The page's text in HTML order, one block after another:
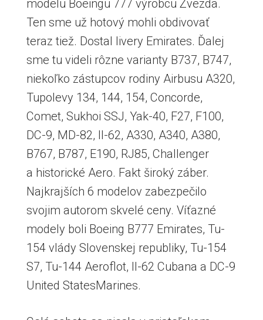
modelu Boeingu 777 výrobcu Zvezda.
Ten sme už hotový mohli obdivovať
teraz tiež. Dostal livery Emirates. Ďalej
sme tu videli rôzne varianty B737, B747,
niekoľko zástupcov rodiny Airbusu A320,
Tupolevy 134, 144, 154, Concorde,
Comet, Sukhoi SSJ, Yak-40, F27, F100,
DC-9, MD-82, Il-62, A330, A340, A380,
B767, B787, E190, RJ85, Challenger
a historické Aero. Fakt široký záber.
Najkrajších 6 modelov zabezpečilo
svojim autorom skvelé ceny. Víťazné
modely boli Boeing B777 Emirates, Tu-
154 vlády Slovenskej republiky, Tu-154
S7, Tu-144 Aeroflot, Il-62 Cubana a DC-9
United StatesMarines.